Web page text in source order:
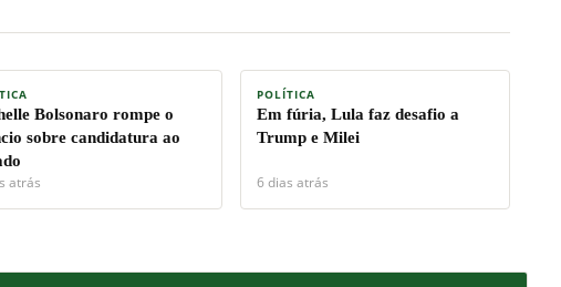
Bolsonaro rompe o
sobre candidatura ao
atrás
POLÍTICA
Em fúria, Lula faz desafio a
Trump e Milei
6 dias atrás